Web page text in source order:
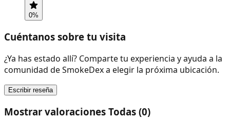
0%
Cuéntanos sobre tu visita
¿Ya has estado allí? Comparte tu experiencia y ayuda a la
comunidad de SmokeDex a elegir la próxima ubicación.
Escribir reseña
Mostrar valoraciones Todas (0)